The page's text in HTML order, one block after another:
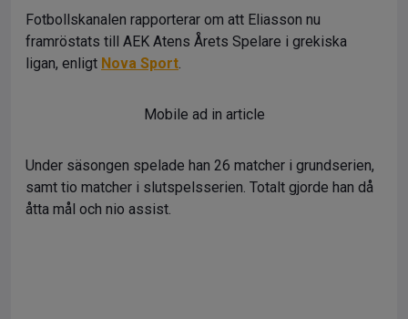
Fotbollskanalen rapporterar om att Eliasson nu
framröstats till AEK Atens Årets Spelare i grekiska
ligan, enligt Nova Sport.
Mobile ad in article
Under säsongen spelade han 26 matcher i grundserien,
samt tio matcher i slutspelsserien. Totalt gjorde han då
åtta mål och nio assist.